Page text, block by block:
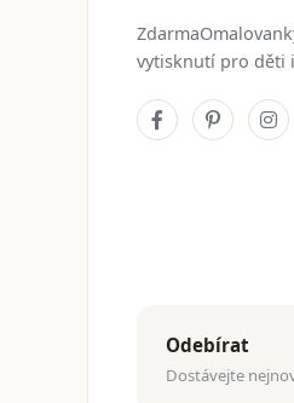
vytisknutí pro děti
Odebírat
Dostávejte